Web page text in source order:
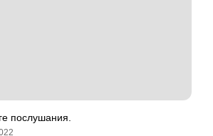
послушания.